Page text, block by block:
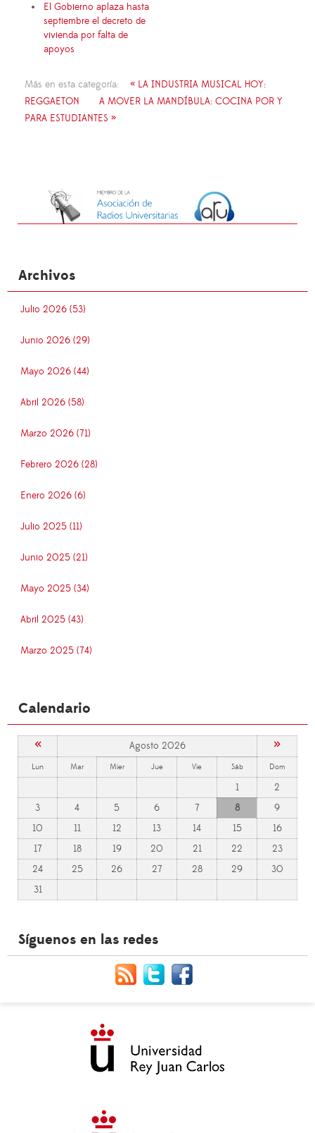
El Gobierno aplaza hasta
septiembre el decreto de
vivienda por falta de
apoyos
Más en esta categoría:
« LA INDUSTRIA MUSICAL HOY:
REGGAETON
A MOVER LA MANDÍBULA: COCINA POR Y
PARA ESTUDIANTES »
Archivos
Julio 2026 (53)
Junio 2026 (29)
Mayo 2026 (44)
Abril 2026 (58)
Marzo 2026 (71)
Febrero 2026 (28)
Enero 2026 (6)
Julio 2025 (11)
Junio 2025 (21)
Mayo 2025 (34)
Abril 2025 (43)
Marzo 2025 (74)
Calendario
« Agosto 2026 »
Lun Mar Mier Jue Vie Sáb Dom
1
2
3
4 5 6 7 8
9
10
11 12 13 14 15
16
17
18 19 20 21 22
23
24
25 26 27 28 29
30
31
Síguenos en las redes